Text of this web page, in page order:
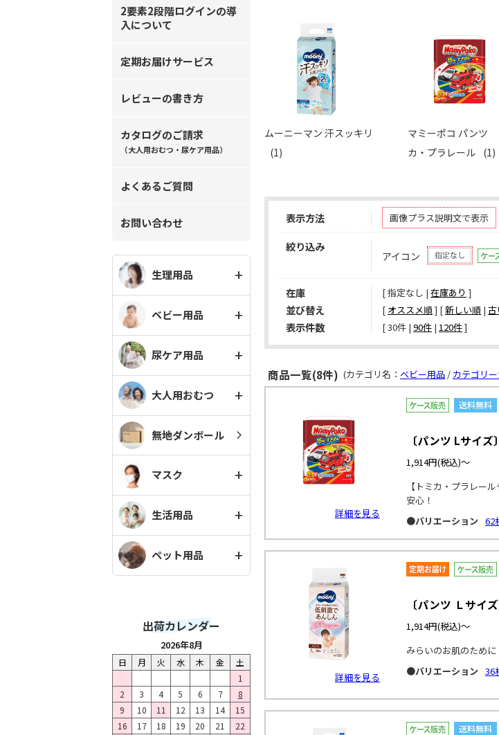
2要素2段階ログインの導
入について
定期お届けサービス
レビューの書き方
カタログのご請求
（大人用おむつ・尿ケア用品）
よくあるご質問
お問い合わせ
生理用品
ベビー用品
尿ケア用品
大人用おむつ
無地ダンボール
マスク
生活用品
ペット用品
出荷カレンダー
2026年8月
日 月 火 水 木 金
土
1
2
3 4 5 6 7
8
9
10 11 12 13 14
15
16
17 18 19 20 21
22
ムーニーマン 汗スッキリ
(1)
マミーポコ パンツ
カ・プラレール (1)
表示方法 画像プラス説明文で表示
絞り込み
アイコン
在庫 [ 指定なし | 在庫あり ]
並び替え [ オススメ順] [新しい順 |
表示件数 [ 30件 | 90件 | 120件 ]
商品一覧(8件) (カテゴリ名： ベビー用品 / カテゴリ
詳細を見る
〔パンツ Lサイ
1,914円(税込)～
【トミカ・プラレー
安心！
●バリエーション 62
詳細を見る
〔パンツ Ｌサイ
1,914円(税込)～
みらいのお肌のため
●バリエーション 36